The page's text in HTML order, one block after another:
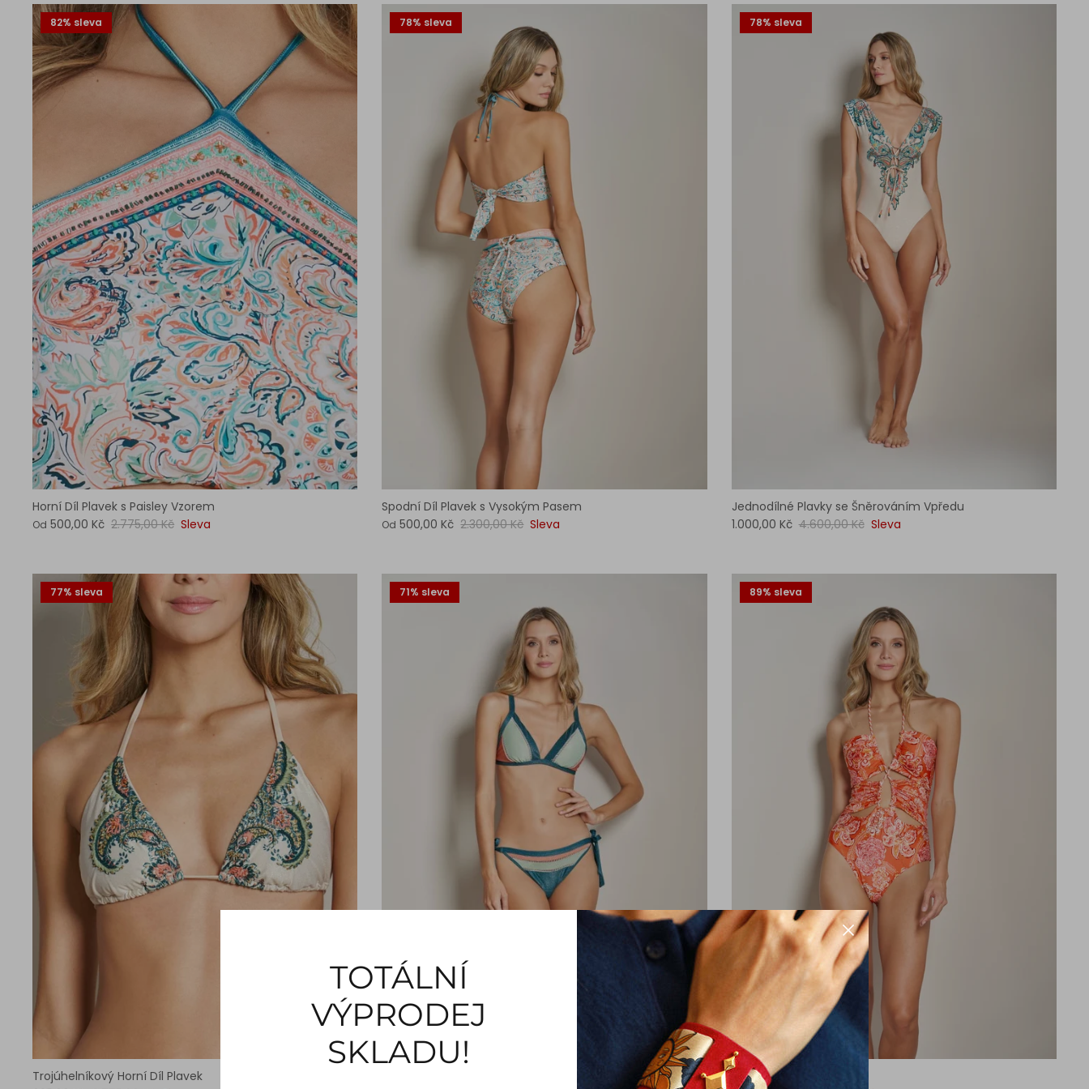
82% sleva
Horní Díl Plavek s Paisley Vzorem
Od 500,00 Kč 2.775,00 Kč Sleva
78% sleva
Spodní Díl Plavek s Vysokým Pasem
Od 500,00 Kč 2.300,00 Kč Sleva
78% sleva
Jednodílné Plavky se Šněrováním Vpředu
1.000,00 Kč 4.600,00 Kč Sleva
77% sleva
Trojúhelníkový Horní Díl Plavek
71% sleva 89% sleva
Jednodílné Plavky
TOTÁLNÍ
VÝPRODEJ
SKLADU!